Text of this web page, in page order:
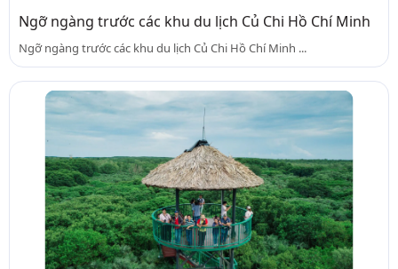
Ngỡ ngàng trước các khu du lịch Củ Chi Hồ Chí Minh
Ngỡ ngàng trước các khu du lịch Củ Chi Hồ Chí Minh ...